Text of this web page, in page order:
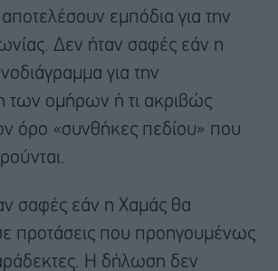
εμπόδια για την
Δεν ήταν σαφές εάν η
για την
των ομήρων ή τι ακριβώς
όρο «συνθήκες πεδίου» που
σαφές εάν η Χαμάς θα
προτάσεις που προηγουμένως
Η δήλωση δεν